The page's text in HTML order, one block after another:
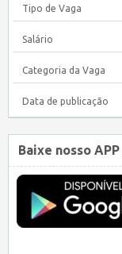
Tipo de Vaga
Salário
Categoria da Vaga
Data de publicação
Baixe nosso